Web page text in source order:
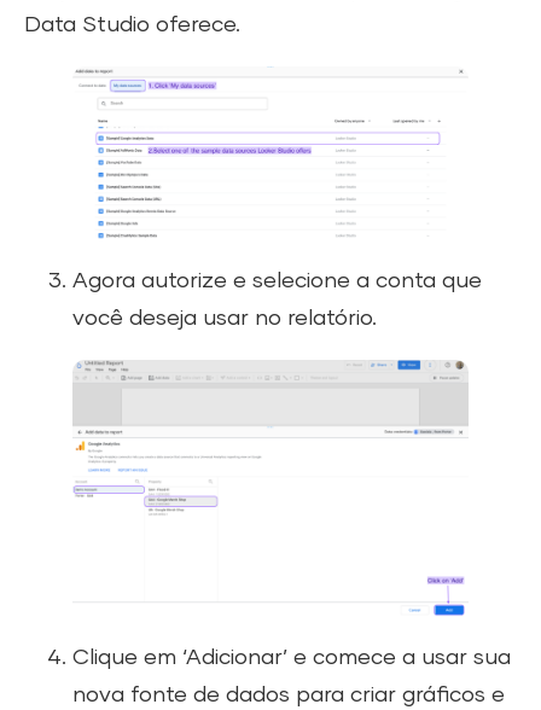
Data Studio oferece.
Agora autorize e selecione a conta que
você deseja usar no relatório.
Clique em ‘Adicionar’ e comece a usar sua
nova fonte de dados para criar gráficos e